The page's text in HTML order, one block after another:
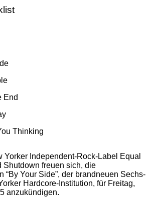
End
Thinking
Yorker Independent-Rock-Label Equal
Shutdown freuen sich, die
“By Your Side”, der brandneuen Sechs-
Hardcore-Institution, für Freitag,
anzukündigen.